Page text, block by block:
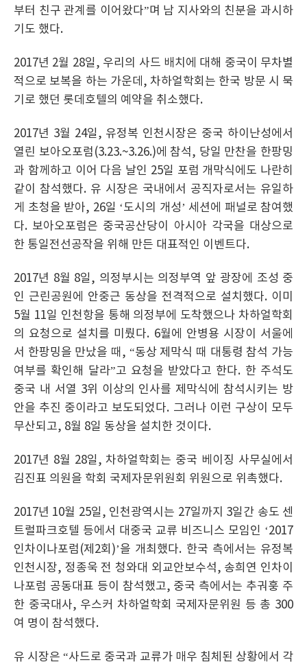
부터 친구 관계를 이어왔다”며 남 지사와의 친분을 과시하
기도 했다.
2017년 2월 28일, 우리의 사드 배치에 대해 중국이 무차별
적으로 보복을 하는 가운데, 차하얼학회는 한국 방문 시 묵
기로 했던 롯데호텔의 예약을 취소했다.
2017년 3월 24일, 유정복 인천시장은 중국 하이난성에서
열린 보아오포럼(3.23.~3.26.)에 참석, 당일 만찬을 한팡밍
과 함께하고 이어 다음 날인 25일 포럼 개막식에도 나란히
같이 참석했다. 유 시장은 국내에서 공직자로서는 유일하
게 초청을 받아, 26일 ‘도시의 개성’ 세션에 패널로 참여했
다. 보아오포럼은 중국공산당이 아시아 각국을 대상으로
한 통일전선공작을 위해 만든 대표적인 이벤트다.
2017년 8월 8일, 의정부시는 의정부역 앞 광장에 조성 중
인 근린공원에 안중근 동상을 전격적으로 설치했다. 이미
5월 11일 인천항을 통해 의정부에 도착했으나 차하얼학회
의 요청으로 설치를 미뤘다. 6월에 안병용 시장이 서울에
서 한팡밍을 만났을 때, “동상 제막식 때 대통령 참석 가능
여부를 확인해 달라”고 요청을 받았다고 한다. 한 주석도
중국 내 서열 3위 이상의 인사를 제막식에 참석시키는 방
안을 추진 중이라고 보도되었다. 그러나 이런 구상이 모두
무산되고, 8월 8일 동상을 설치한 것이다.
2017년 8월 28일, 차하얼학회는 중국 베이징 사무실에서
김진표 의원을 학회 국제자문위원회 위원으로 위촉했다.
2017년 10월 25일, 인천광역시는 27일까지 3일간 송도 센
트럴파크호텔 등에서 대중국 교류 비즈니스 모임인 ‘2017
인차이나포럼(제2회)’을 개최했다. 한국 측에서는 유정복
인천시장, 정종욱 전 청와대 외교안보수석, 송희연 인차이
나포럼 공동대표 등이 참석했고, 중국 측에서는 추궈훙 주
한 중국대사, 우스커 차하얼학회 국제자문위원 등 총 300
여 명이 참석했다.
유 시장은 “사드로 중국과 교류가 매우 침체된 상황에서 각